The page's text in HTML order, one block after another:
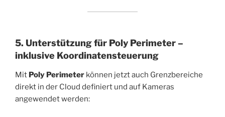
5. Unterstützung für Poly Perimeter –
inklusive Koordinatensteuerung
Mit Poly Perimeter können jetzt auch Grenzbereiche
direkt in der Cloud definiert und auf Kameras
angewendet werden: